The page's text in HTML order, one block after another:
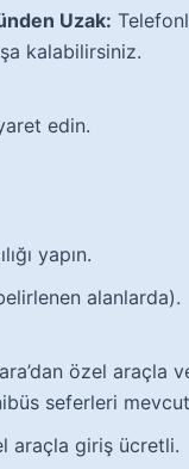
Uzak:
kalabilirsiniz.
edin.
yapın.
alanlarda).
özel araçla
seferleri
araçla giriş ücretli.